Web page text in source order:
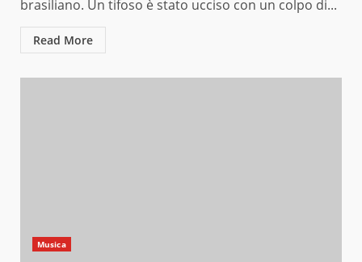
brasiliano. Un tifoso è stato ucciso con un colpo di...
Read More
Musica